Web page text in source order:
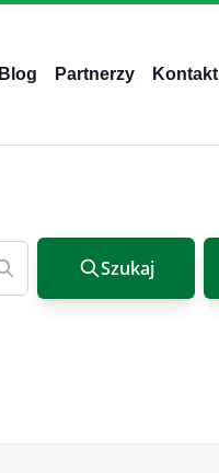
Blog Partnerzy Kontakt
Szukaj